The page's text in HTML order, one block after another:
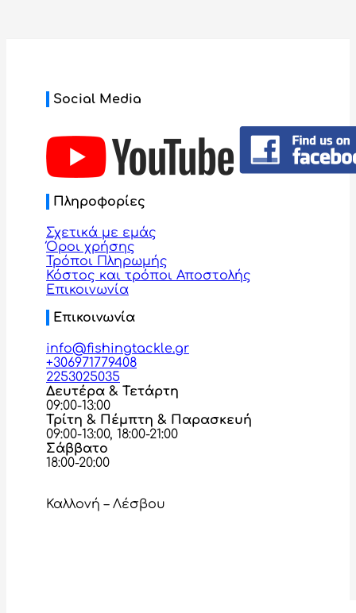
Social Media
Πληροφορίες
Σχετικά με εμάς
Όροι χρήσης
Τρόποι Πληρωμής
Κόστος και τρόποι Αποστολής
Επικοινωνία
Επικοινωνία
info@fishingtackle.gr
+306971779408
2253025035
Δευτέρα & Τετάρτη
09:00-13:00
Τρίτη & Πέμπτη & Παρασκευή
09:00-13:00, 18:00-21:00
Σάββατο
18:00-20:00
Καλλονή – Λέσβου